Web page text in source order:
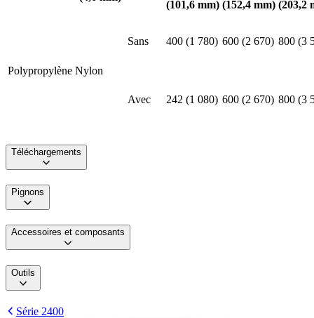
(101,6 mm) (152,4 mm) (203,2
Polypropylène Nylon
Sans 400 (1 780) 600 (2 670) 800 (3
Avec 242 (1 080) 600 (2 670) 800 (3
Téléchargements
Pignons
Accessoires et composants
Outils
Série 2400